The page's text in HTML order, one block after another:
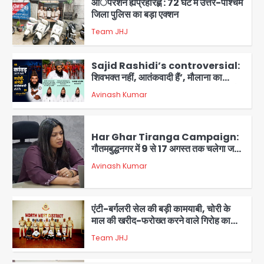
4
आॅपरेशन ह्यप्रहारह्ण : 72 घंटे में उत्तर-पश्चिम
जिला पुलिस का बड़ा एक्शन
Team JHJ
5
Sajid Rashidi’s controversial:
शिवभक्त नहीं, आतंकवादी हैं’, मौलाना का
कांवड़ियों पर विवादित बयान, BJP विधायक ने
कराई FIR, NSA की मांग
Avinash Kumar
1
Har Ghar Tiranga Campaign:
गौतमबुद्धनगर में 9 से 17 अगस्त तक चलेगा जन-
जागरूकता महाअभियान, डीएम ने की समीक्षा
बैठक
Avinash Kumar
2
एंटी-बर्गलरी सेल की बड़ी कामयाबी, चोरी के
माल की खरीद-फरोख्त करने वाले गिरोह का
भंडाफोड़
Team JHJ